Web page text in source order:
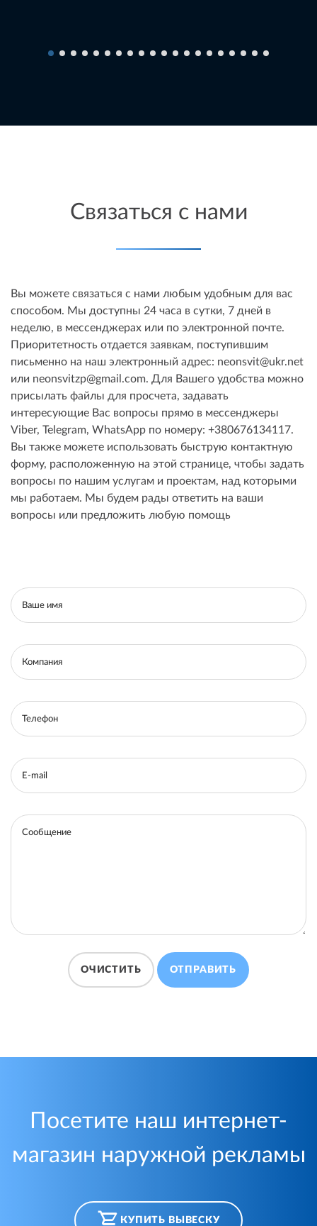
Связаться с нами
Вы можете связаться с нами любым удобным для вас
способом. Мы доступны 24 часа в сутки, 7 дней в
неделю, в мессенджерах или по электронной почте.
Приоритетность отдается заявкам, поступившим
письменно на наш электронный адрес: neonsvit@ukr.net
или neonsvitzp@gmail.com. Для Вашего удобства можно
присылать файлы для просчета, задавать
интересующие Вас вопросы прямо в мессенджеры
Viber, Telegram, WhatsApp по номеру: +380676134117.
Вы также можете использовать быструю контактную
форму, расположенную на этой странице, чтобы задать
вопросы по нашим услугам и проектам, над которыми
мы работаем. Мы будем рады ответить на ваши
вопросы или предложить любую помощь
Ваше имя
Компания
Телефон
E-mail
Сообщение
ОЧИСТИТЬ ОТПРАВИТЬ
Посетите наш интернет-
магазин наружной рекламы
КУПИТЬ ВЫВЕСКУ